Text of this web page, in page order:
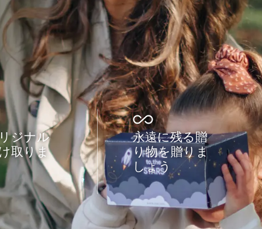
ジナル
取りま
永遠に残る贈
り物を贈りま
しょう